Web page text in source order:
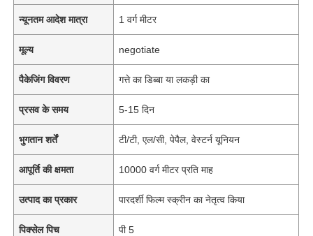
न्यूनतम आदेश मात्रा 1 वर्ग मीटर
मूल्य negotiate
पैकेजिंग विवरण गत्ते का डिब्बा या लकड़ी का
प्रसव के समय 5-15 दिन
भुगतान शर्तें टी/टी, एल/सी, पेपैल, वेस्टर्न यूनियन
आपूर्ति की क्षमता 10000 वर्ग मीटर प्रति माह
उत्पाद का प्रकार पारदर्शी फिल्म स्क्रीन का नेतृत्व किया
पिक्सेल पिच पी 5